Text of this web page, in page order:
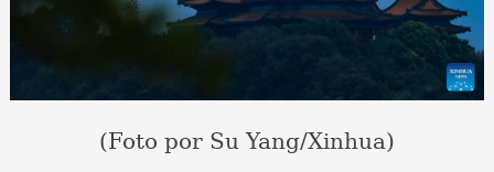
(Foto por Su Yang/Xinhua)